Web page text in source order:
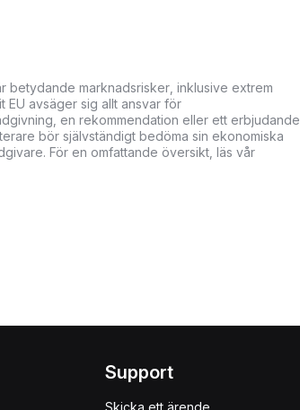
betydande marknadsrisker, inklusive extrem
EU avsäger sig allt ansvar för
en rekommendation eller ett erbjudande
bör självständigt bedöma sin ekonomiska
För en omfattande översikt, läs vår
Support
Skicka ett ärende